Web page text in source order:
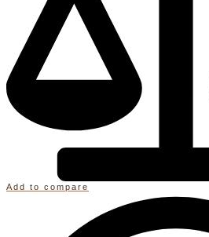
Add to compare